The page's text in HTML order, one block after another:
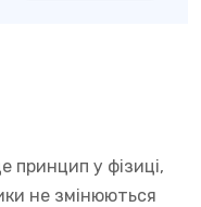
принцип у фізиці,
не змінюються